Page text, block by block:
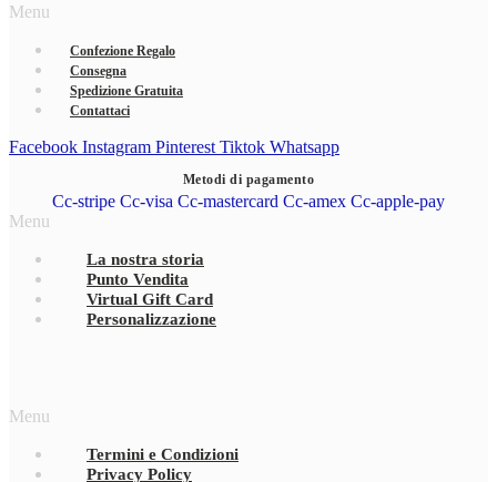
Menu
Confezione Regalo
Consegna
Spedizione Gratuita
Contattaci
Facebook Instagram Pinterest Tiktok Whatsapp
Metodi di pagamento
Cc-stripe Cc-visa Cc-mastercard Cc-amex Cc-apple-pay
Menu
La nostra storia
Punto Vendita
Virtual Gift Card
Personalizzazione
Menu
Termini e Condizioni
Privacy Policy